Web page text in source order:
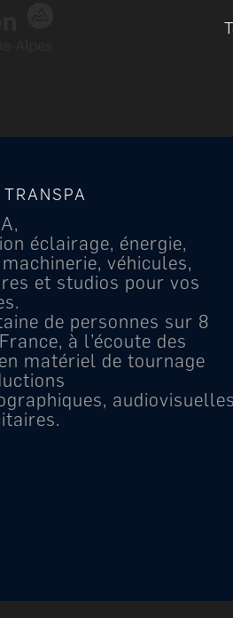
TRANSPA
éclairage, énergie,
véhicules,
et studios pour vos
de personnes sur 8
à l’écoute des
matériel de tournage
audiovisuelles